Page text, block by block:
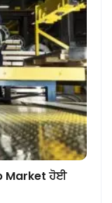
Market ਹੋਈ